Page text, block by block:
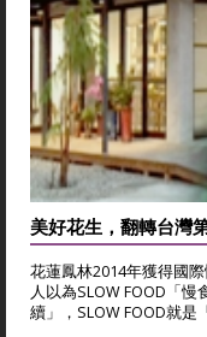
美好花生，翻轉台灣
花蓮鳳林2014年獲得國
人以為SLOW FOOD「
續」，SLOW FOOD就是